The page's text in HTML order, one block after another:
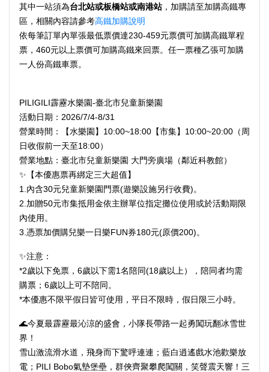
其中一站須為台北站或板橋站或南港站，加購請至加購高鐵專
區，相關內容請參考高鐵加購說明
依每筆訂單內單張最低票價達230-459元票價可加購高鐵單程
票，460元以上票價可加購高鐵來回票。任一票種乙張可加購
一人份高鐵車票。
PILIGILI霹靂水樂園-臺北市兒童新樂園
活動日期：2026/7/4-8/31
營業時間：【水樂園】10:00~18:00【市集】10:00~20:00（周
日收假前一天至18:00）
營業地點：臺北市兒童新樂園 大門旁廣場（鄰近科教館）
✨【本優惠票再綁定三大超值】
1.內含30元兒童新樂園門票(遊樂設施另行收費)。
2.加贈50元市集抵用金依主辦單位指定攤位使用或於活動期限
內使用。
3.憑票加價購兒樂一日樂FUN券180元(原價200)。
✨注意：
*2歲以下免票，6歲以下需1名陪同(18歲以上），陪同者均需
購票；6歲以上可不陪同。
*本優惠不限平假日皆可使用，平日不限時，假日限三小時。
🌊今夏最霹靂最沁涼的盛會，小隊長帶路一起勇闖玩翻冰雪世
界！
雪山激流滑水道，飛身而下驚呼連連；藍白逍遙戲水池歡樂放
電；PILI Bobo氣墊堡壘，群俠齊聚攀爬闖關，笑聲震天響！三